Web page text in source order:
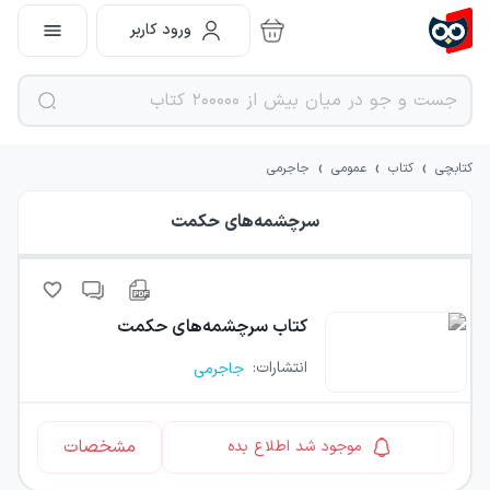
ورود کاربر
کتابچی › کتاب › عمومی › جاجرمی
سرچشمه‌های حکمت
کتاب سرچشمه‌های حکمت
انتشارات: جاجرمی
موجود شد اطلاع بده مشخصات